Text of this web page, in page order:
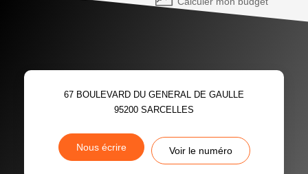
67 BOULEVARD DU GENERAL DE GAULLE
95200 SARCELLES
Nous écrire Voir le numéro